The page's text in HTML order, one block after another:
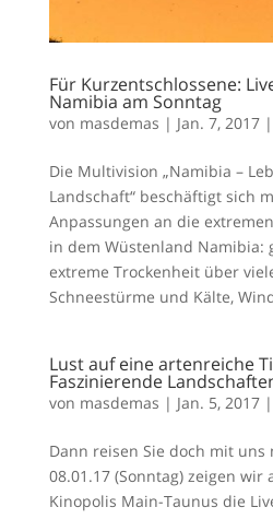
Für Kurzentschlossene:
Namibia am Sonntag
von masdemas | Jan. 7, 2017|
Die Multivision „Namibia –
Landschaft“ beschäftigt sich
Anpassungen an die
in dem Wüstenland Namibia:
extreme Trockenheit über
Schneestürme und Kälte,
Lust auf eine artenreiche
Faszinierende
von masdemas | Jan. 5, 2017|
Dann reisen Sie doch mit uns
08.01.17 (Sonntag) zeigen wir
Kinopolis Main-Taunus die